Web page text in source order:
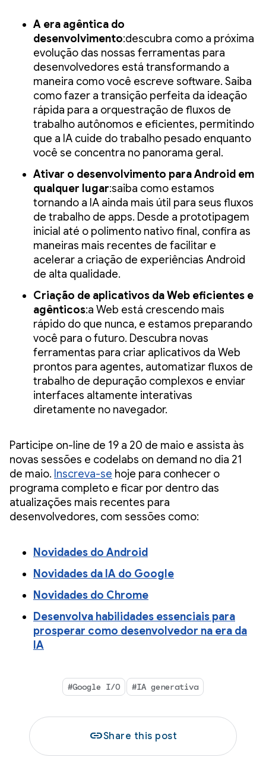
A era agêntica do
desenvolvimento:descubra como a próxima
evolução das nossas ferramentas para
desenvolvedores está transformando a
maneira como você escreve software. Saiba
como fazer a transição perfeita da ideação
rápida para a orquestração de fluxos de
trabalho autônomos e eficientes, permitindo
que a IA cuide do trabalho pesado enquanto
você se concentra no panorama geral.
Ativar o desenvolvimento para Android em
qualquer lugar:saiba como estamos
tornando a IA ainda mais útil para seus fluxos
de trabalho de apps. Desde a prototipagem
inicial até o polimento nativo final, confira as
maneiras mais recentes de facilitar e
acelerar a criação de experiências Android
de alta qualidade.
Criação de aplicativos da Web eficientes e
agênticos:a Web está crescendo mais
rápido do que nunca, e estamos preparando
você para o futuro. Descubra novas
ferramentas para criar aplicativos da Web
prontos para agentes, automatizar fluxos de
trabalho de depuração complexos e enviar
interfaces altamente interativas
diretamente no navegador.
Participe on-line de 19 a 20 de maio e assista às
novas sessões e codelabs on demand no dia 21
de maio. Inscreva-se hoje para conhecer o
programa completo e ficar por dentro das
atualizações mais recentes para
desenvolvedores, com sessões como:
Novidades do Android
Novidades da IA do Google
Novidades do Chrome
Desenvolva habilidades essenciais para
prosperar como desenvolvedor na era da
IA
#Google I/O #IA generativa
linkShare this post